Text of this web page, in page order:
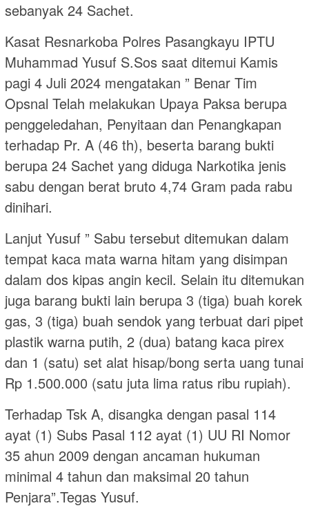
sebanyak 24 Sachet.
Kasat Resnarkoba Polres Pasangkayu IPTU
Muhammad Yusuf S.Sos saat ditemui Kamis
pagi 4 Juli 2024 mengatakan ” Benar Tim
Opsnal Telah melakukan Upaya Paksa berupa
penggeledahan, Penyitaan dan Penangkapan
terhadap Pr. A (46 th), beserta barang bukti
berupa 24 Sachet yang diduga Narkotika jenis
sabu dengan berat bruto 4,74 Gram pada rabu
dinihari.
Lanjut Yusuf ” Sabu tersebut ditemukan dalam
tempat kaca mata warna hitam yang disimpan
dalam dos kipas angin kecil. Selain itu ditemukan
juga barang bukti lain berupa 3 (tiga) buah korek
gas, 3 (tiga) buah sendok yang terbuat dari pipet
plastik warna putih, 2 (dua) batang kaca pirex
dan 1 (satu) set alat hisap/bong serta uang tunai
Rp 1.500.000 (satu juta lima ratus ribu rupiah).
Terhadap Tsk A, disangka dengan pasal 114
ayat (1) Subs Pasal 112 ayat (1) UU RI Nomor
35 ahun 2009 dengan ancaman hukuman
minimal 4 tahun dan maksimal 20 tahun
Penjara”.Tegas Yusuf.